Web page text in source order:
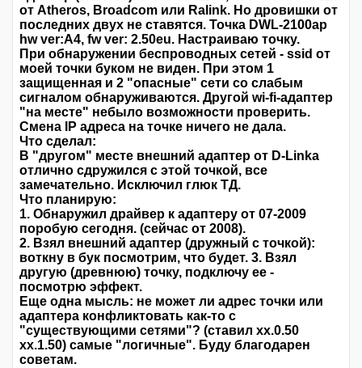
от Atheros, Broadcom или Ralink. Но дровишки от
последних двух не ставятся. Точка DWL-2100ap
hw ver:A4, fw ver: 2.50eu. Настраиваю точку.
При обнаружении беспроводных сетей - ssid от
моей точки буком не виден. При этом 1
защищенная и 2 "опасные" сети со слабым
сигналом обнаруживаются. Другой wi-fi-адаптер
"на месте" небыло возможности проверить.
Смена IP адреса на точке ничего не дала.
Что сделал:
В "другом" месте внешний адаптер от D-Linka
отлично сдружился с этой точкой, все
замечательно. Исключил глюк ТД.
Что планирую:
1. Обнаружил драйвер к адаптеру от 07-2009
поробую сегодня. (сейчас от 2008).
2. Взял внешний адаптер (дружный с точкой):
воткну в бук посмотрим, что будет. 3. Взял
другую (древнюю) точку, подключу ее -
посмотрю эффект.
Еще одна мысль: не может ли адрес точки или
адаптера конфликтовать как-то с
"существующими сетями"? (ставил хх.0.50
хх.1.50) самые "логичные". Буду благодарен
советам.